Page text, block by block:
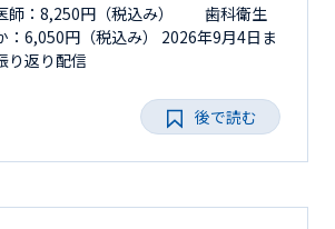
師：8,250円（税込み） 歯科衛生
：6,050円（税込み） 2026年9月4日ま
り返り配信
後で読む